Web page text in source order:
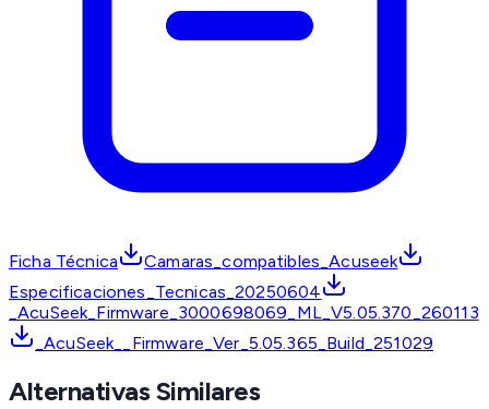
Ficha Técnica
Camaras_compatibles_Acuseek
Especificaciones_Tecnicas_20250604
_AcuSeek_Firmware_3000698069_ML_V5.05.370_260113
_AcuSeek__Firmware_Ver_5.05.365_Build_251029
Alternativas Similares